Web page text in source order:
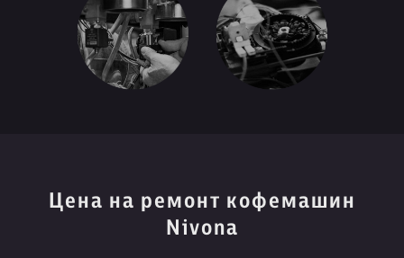
Цена на ремонт кофемашин
Nivona